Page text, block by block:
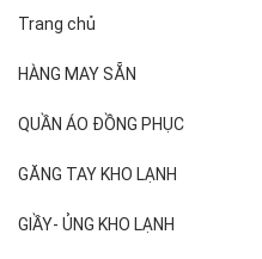
0934.424.525 để được giá tốt.
Trang chủ
HÀNG MAY SẴN
QUẦN ÁO ĐỒNG PHỤC
GĂNG TAY KHO LẠNH
GIẦY- ỦNG KHO LẠNH